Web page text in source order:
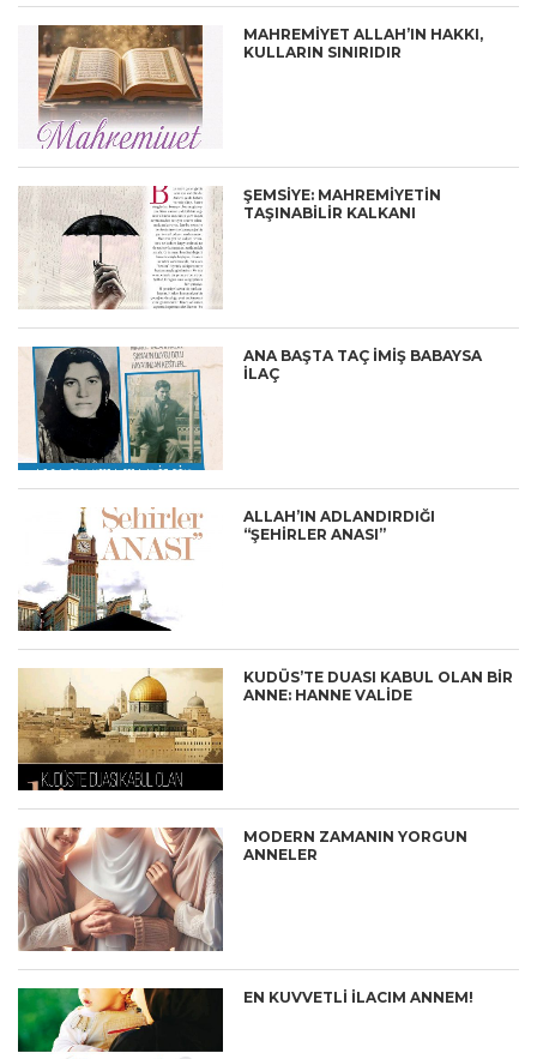
MAHREMİYET ALLAH’IN HAKKI,
KULLARIN SINIRIDIR
ŞEMSİYE: MAHREMİYETİN
TAŞINABİLİR KALKANI
ANA BAŞTA TAÇ İMİŞ BABAYSA
İLAÇ
ALLAH’IN ADLANDIRDIĞI
“ŞEHİRLER ANASI”
KUDÜS’TE DUASI KABUL OLAN BİR
ANNE: HANNE VALİDE
MODERN ZAMANIN YORGUN
ANNELER
EN KUVVETLİ İLACIM ANNEM!